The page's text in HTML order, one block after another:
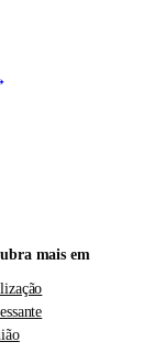
mais em